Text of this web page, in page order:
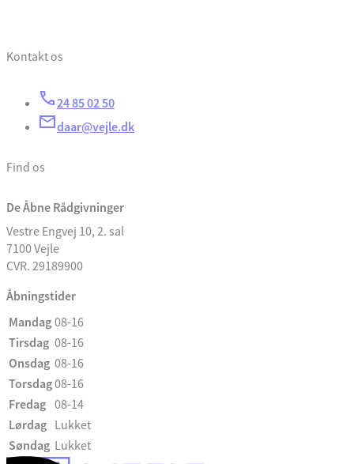
Kontakt os
24 85 02 50
daar@vejle.dk
Find os
De Åbne Rådgivninger
Vestre Engvej 10, 2. sal
7100 Vejle
CVR. 29189900
Åbningstider
Mandag 08-16
Tirsdag 08-16
Onsdag 08-16
Torsdag08-16
Fredag 08-14
Lørdag Lukket
Søndag Lukket